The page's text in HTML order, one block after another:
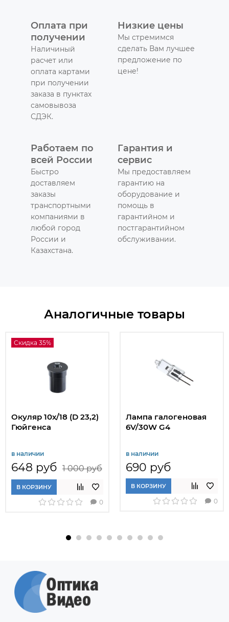
Оплата при
получении
Наличиный
расчет или
оплата картами
при получении
заказа в пунктах
самовывоза
СДЭК.
Низкие цены
Мы стремимся
сделать Вам лучшее
предложение по
цене!
Работаем по
всей России
Быстро
доставляем
заказы
транспортными
компаниями в
любой город
России и
Казахстана.
Гарантия и
сервис
Мы предоставляем
гарантию на
оборудование и
помощь в
гарантийном и
постгарантийном
обслуживании.
Аналогичные товары
Скидка 35%
Окуляр 10х/18 (D 23,2)
Гюйгенса
в наличии
648 руб 1 000 руб
В КОРЗИНУ
0
Лампа галогеновая
6V/30W G4
в наличии
690 руб
В КОРЗИНУ
0